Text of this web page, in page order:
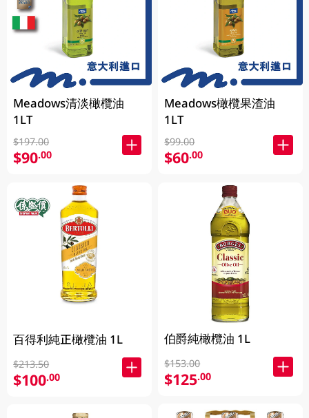
Meadows清淡橄欖油
1LT
$197.00
$90.00
百得利純正橄欖油 1L
$213.50
$100.00
Meadows橄欖果渣油
1LT
$99.00
$60.00
伯爵純橄欖油 1L
$153.00
$125.00